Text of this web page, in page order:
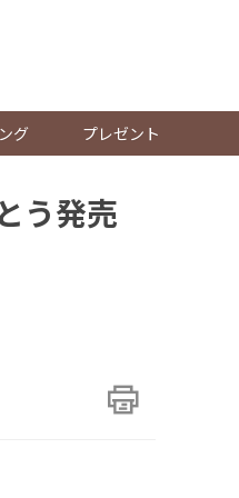
グ プレゼント
う発売